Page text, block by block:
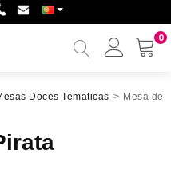
0
Minha
Doces Tematicas > Mesa de